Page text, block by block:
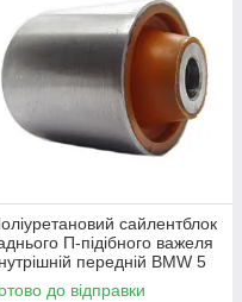
сайлентблок
П-підібного важеля
передній BMW 5
PP-0311a
до відправки